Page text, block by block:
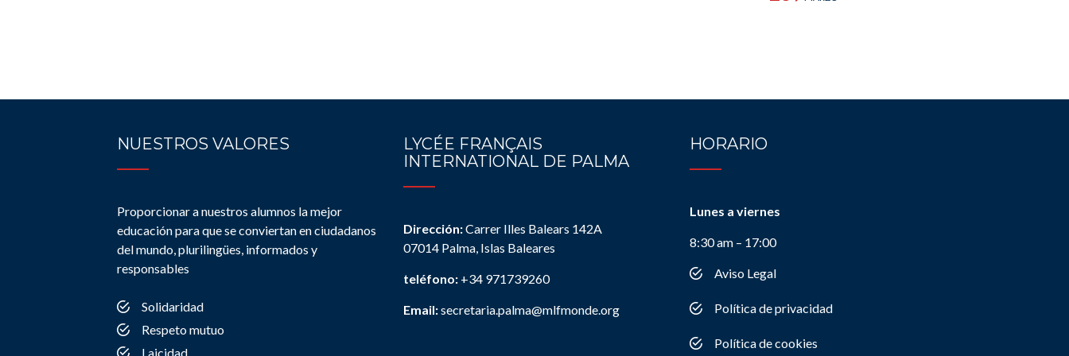
NUESTROS VALORES
Proporcionar a nuestros alumnos la mejor
educación para que se conviertan en ciudadanos
del mundo, plurilingües, informados y
responsables
Solidaridad
Respeto mutuo
Laicidad
LYCÉE FRANÇAIS
INTERNATIONAL DE PALMA
Dirección:Carrer Illes Balears 142A
07014 Palma, Islas Baleares
teléfono: +34 971739260
Email:secretaria.palma@mlfmonde.org
HORARIO
Lunes a viernes
8:30 am – 17:00
Aviso Legal
Política de privacidad
Política de cookies